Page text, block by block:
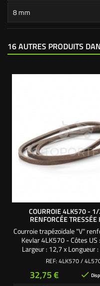
8 mm
16 AUTRES PRODUITS
COURROIE 4LK570 -
RENFORCÉE TRESSÉE
Courroie trapézoïdale "V"
Kevlar 4LK570 - Côtes
Largeur : 12,7 x Longueur
Professionnel motoculture
Pour un usage intensif,
courroie de qualité
REF: 4LK570 /
Prix
32,75 € 